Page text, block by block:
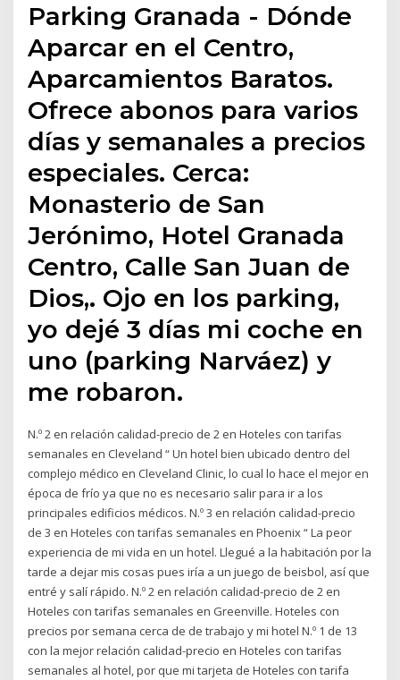
Parking Granada - Dónde
Aparcar en el Centro,
Aparcamientos Baratos.
Ofrece abonos para varios
días y semanales a precios
especiales. Cerca:
Monasterio de San
Jerónimo, Hotel Granada
Centro, Calle San Juan de
Dios,. Ojo en los parking,
yo dejé 3 días mi coche en
uno (parking Narváez) y
me robaron.
N.º 2 en relación calidad-precio de 2 en Hoteles con tarifas
semanales en Cleveland “ Un hotel bien ubicado dentro del
complejo médico en Cleveland Clinic, lo cual lo hace el mejor en
época de frío ya que no es necesario salir para ir a los
principales edificios médicos. N.º 3 en relación calidad-precio
de 3 en Hoteles con tarifas semanales en Phoenix “ La peor
experiencia de mi vida en un hotel. Llegué a la habitación por la
tarde a dejar mis cosas pues iría a un juego de beisbol, así que
entré y salí rápido. N.º 2 en relación calidad-precio de 2 en
Hoteles con tarifas semanales en Greenville. Hoteles con
precios por semana cerca de de trabajo y mi hotel N.º 1 de 13
con la mejor relación calidad-precio en Hoteles con tarifas
semanales al hotel, por que mi tarjeta de Hoteles con tarifa